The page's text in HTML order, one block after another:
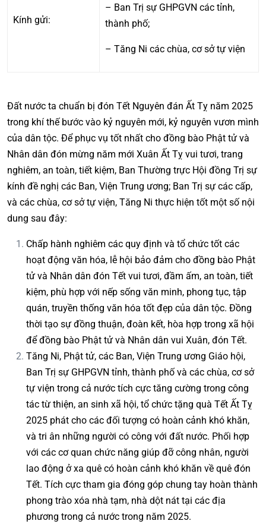
Kính gửi:
– Ban Trị sự GHPGVN các tỉnh,
thành phố;
– Tăng Ni các chùa, cơ sở tự viện
Đất nước ta chuẩn bị đón Tết Nguyên đán Ất Tỵ năm 2025
trong khí thế bước vào kỷ nguyên mới, kỷ nguyên vươn mình
của dân tộc. Để phục vụ tốt nhất cho đồng bào Phật tử và
Nhân dân đón mừng năm mới Xuân Ất Tỵ vui tươi, trang
nghiêm, an toàn, tiết kiệm, Ban Thường trực Hội đồng Trị sự
kính đề nghị các Ban, Viện Trung ương; Ban Trị sự các cấp,
và các chùa, cơ sở tự viện, Tăng Ni thực hiện tốt một số nội
dung sau đây:
Chấp hành nghiêm các quy định và tổ chức tốt các
hoạt động văn hóa, lễ hội bảo đảm cho đồng bào Phật
tử và Nhân dân đón Tết vui tươi, đầm ấm, an toàn, tiết
kiệm, phù hợp với nếp sống văn minh, phong tục, tập
quán, truyền thống văn hóa tốt đẹp của dân tộc. Đồng
thời tạo sự đồng thuận, đoàn kết, hòa hợp trong xã hội
để đồng bào Phật tử và Nhân dân vui Xuân, đón Tết.
Tăng Ni, Phật tử, các Ban, Viện Trung ương Giáo hội,
Ban Trị sự GHPGVN tỉnh, thành phố và các chùa, cơ sở
tự viện trong cả nước tích cực tăng cường trong công
tác từ thiện, an sinh xã hội, tổ chức tặng quà Tết Ất Tỵ
2025 phát cho các đối tượng có hoàn cảnh khó khăn,
và tri ân những người có công với đất nước. Phối hợp
với các cơ quan chức năng giúp đỡ công nhân, người
lao động ở xa quê có hoàn cảnh khó khăn về quê đón
Tết. Tích cực tham gia đóng góp chung tay hoàn thành
phong trào xóa nhà tạm, nhà dột nát tại các địa
phương trong cả nước trong năm 2025.